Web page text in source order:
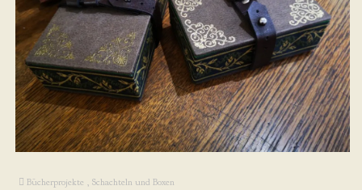
Bücherprojekte ,Schachteln und Boxen